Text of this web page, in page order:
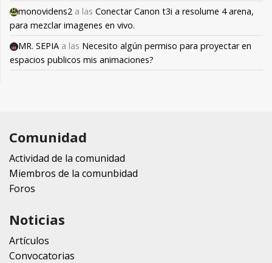
monovidens2 a las Conectar Canon t3i a resolume 4 arena,
para mezclar imagenes en vivo.
MR. SEPIA a las Necesito algún permiso para proyectar en
espacios publicos mis animaciones?
Comunidad
Actividad de la comunidad
Miembros de la comunbidad
Foros
Noticias
Artículos
Convocatorias